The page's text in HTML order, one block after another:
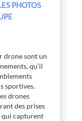
PHOTOS
drone sont un
qu’il
sportives.
drones
des prises
qui capturent